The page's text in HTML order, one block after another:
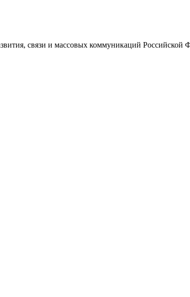
связи и массовых коммуникаций Российской